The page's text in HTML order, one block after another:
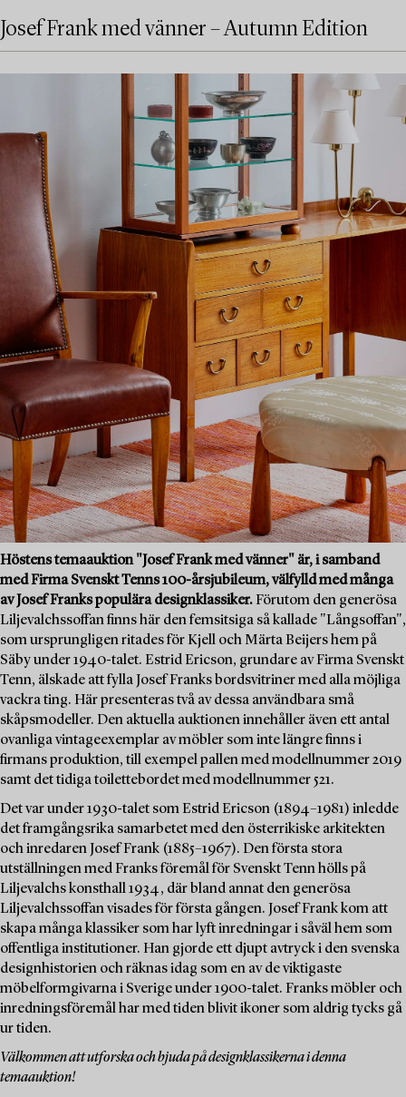
Josef Frank med vänner – Autumn Edition
Höstens temaauktion "Josef Frank med vänner" är, i samband
med Firma Svenskt Tenns 100-årsjubileum, välfylld med många
av Josef Franks populära designklassiker. Förutom den generösa
Liljevalchssoffan finns här den femsitsiga så kallade "Långsoffan",
som ursprungligen ritades för Kjell och Märta Beijers hem på
Säby under 1940-talet. Estrid Ericson, grundare av Firma Svenskt
Tenn, älskade att fylla Josef Franks bordsvitriner med alla möjliga
vackra ting. Här presenteras två av dessa användbara små
skåpsmodeller. Den aktuella auktionen innehåller även ett antal
ovanliga vintageexemplar av möbler som inte längre finns i
firmans produktion, till exempel pallen med modellnummer 2019
samt det tidiga toilettebordet med modellnummer 521.
Det var under 1930-talet som Estrid Ericson (1894–1981) inledde
det framgångsrika samarbetet med den österrikiske arkitekten
och inredaren Josef Frank (1885–1967). Den första stora
utställningen med Franks föremål för Svenskt Tenn hölls på
Liljevalchs konsthall 1934, där bland annat den generösa
Liljevalchssoffan visades för första gången. Josef Frank kom att
skapa många klassiker som har lyft inredningar i såväl hem som
offentliga institutioner. Han gjorde ett djupt avtryck i den svenska
designhistorien och räknas idag som en av de viktigaste
möbelformgivarna i Sverige under 1900-talet. Franks möbler och
inredningsföremål har med tiden blivit ikoner som aldrig tycks gå
ur tiden.
Välkommen att utforska och bjuda på designklassikerna i denna
temaauktion!